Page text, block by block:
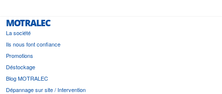
MOTRALEC
La société
Ils nous font confiance
Promotions
Déstockage
Blog MOTRALEC
Dépannage sur site / Intervention